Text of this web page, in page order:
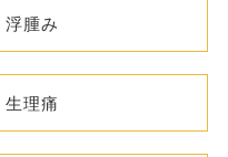
浮腫み
生理痛